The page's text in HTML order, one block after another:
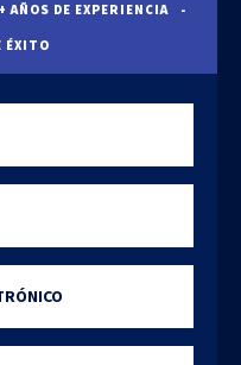
AÑOS DE EXPERIENCIA
ÉXITO